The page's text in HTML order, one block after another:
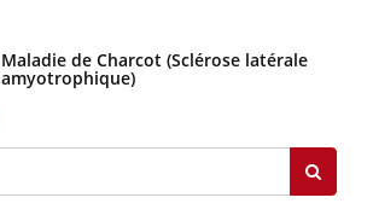
Maladie de Charcot (Sclérose latérale
amyotrophique)